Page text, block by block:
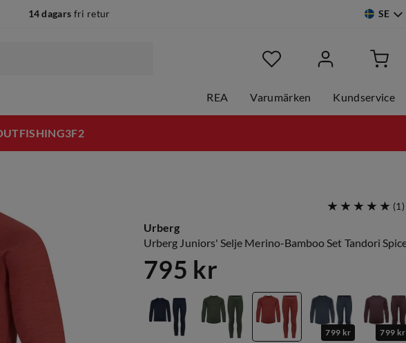
14 dagars fri retur SE
REA Varumärken Kundservice
(1)
Urberg
Urberg Juniors' Selje Merino-Bamboo Set Tandori
price
795 kr
799 kr 799 kr